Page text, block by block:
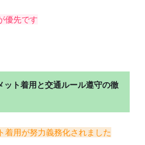
優先です
ト着用と交通ルール遵守の徹
着用が努力義務化されました